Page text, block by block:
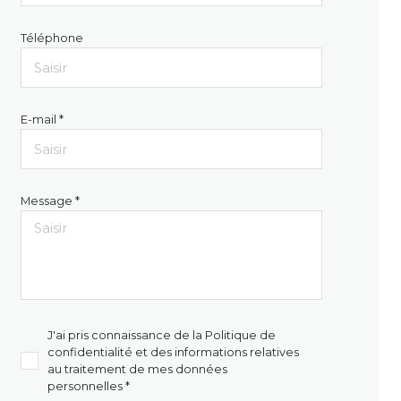
Téléphone
E-mail *
Message *
J'ai pris connaissance de la Politique de
confidentialité et des informations relatives
au traitement de mes données
personnelles *